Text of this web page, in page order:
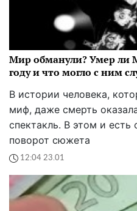
Мир обманули? Умер ли
году и что могло с ним
В истории человека,
миф, даже смерть
спектакль. В этом и
поворот сюжета
12:04 23.01